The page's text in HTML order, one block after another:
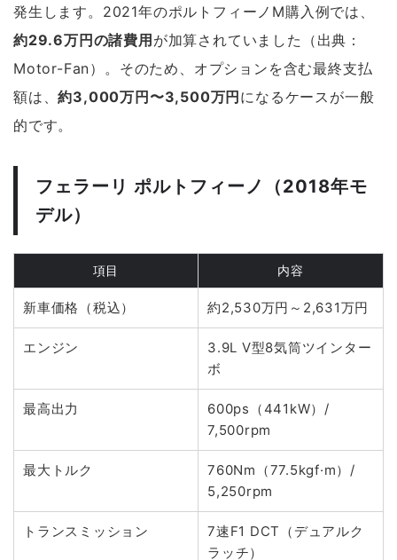
発生します。2021年のポルトフィーノM購入例では、
約29.6万円の諸費用 が加算されていました（出典：
Motor-Fan）。そのため、オプションを含む最終支払
額は、約3,000万円〜3,500万円 になるケースが一般
的です。
フェラーリ ポルトフィーノ（2018年モ
デル）
項目 内容
新車価格（税込） 約2,530万円～2,631万円
エンジン
3.9L V型8気筒ツインター
ボ
最高出力
600ps（441kW）/
7,500rpm
最大トルク
760Nm（77.5kgf·m）/
5,250rpm
トランスミッション
7速F1 DCT（デュアルク
ラッチ）